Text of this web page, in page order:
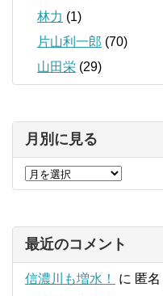
林力 (1)
片山利一郎 (70)
山田栄 (29)
月別に見る
最近のコメント
信濃川も増水！ に 匿名